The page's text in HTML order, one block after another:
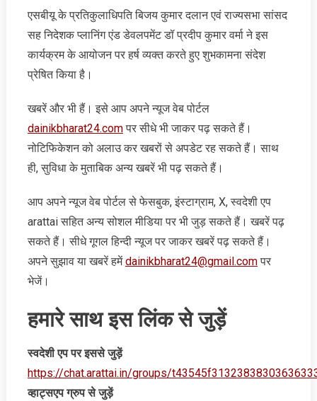
एसबीयू के प्रतिकुलाधिपति बिजय कुमार दलान एवं राज्यसभा सांसद
सह निदेशक प्लानिंग एंड डेवलपमेंट डॉ प्रदीप कुमार वर्मा ने इस
कार्यक्रम के आयोजन पर हर्ष व्यक्त करते हुए शुभकामना संदेश
प्रेषित किया है।
खबरें और भी हैं। इसे आप अपने न्‍यूज वेब पोर्टल
dainikbharat24.comपर सीधे भी जाकर पढ़ सकते हैं।
नोटिफिकेशन को अलाउ कर खबरों से अपडेट रह सकते हैं। साथ
ही, सुविधा के मुताबिक अन्‍य खबरें भी पढ़ सकते हैं।
आप अपने न्‍यूज वेब पोर्टल से फेसबुक, इंस्‍टाग्राम, X, स्‍वदेशी एप
arattai सहित अन्‍य सोशल मीडिया पर भी जुड़ सकते हैं। खबरें पढ़
सकते हैं। सीधे गूगल हिन्‍दी न्‍यूज पर जाकर खबरें पढ़ सकते हैं।
अपने सुझाव या खबरें हमेंdainikbharat24@gmail.comपर
भेजें।
हमारे साथ इस लिंक से जुड़ें
स्‍वदेशी एप पर इससे जुड़ें
https://chat.arattai.in/groups/
व्‍हाट्सएप ग्रुप से जुड़ें